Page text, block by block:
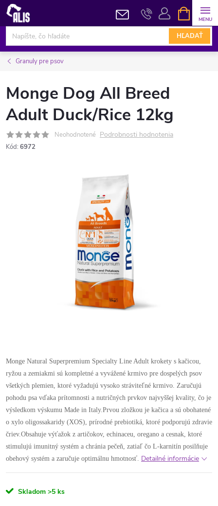
Prejsť
obsah
HĽADAŤ
KOŠÍK
Granuly pre psov
Monge Dog All Breed
Adult Duck/Rice 12kg
Neohodnotené Podrobnosti hodnotenia
Kód: 6972
Monge Natural Superpremium Specialty Line Adult krokety s kačicou,
ryžou a zemiakmi sú kompletné a vyvážené krmivo pre dospelých psov
všetkých plemien, ktoré vyžadujú vysoko stráviteľné krmivo. Zaručujú
pohodu psa vďaka prítomnosti a nutričných prvkov najvyššej kvality, čo je
výsledkom výskumu Made in Italy.Prvou zložkou je kačica a sú obohatené
o xylo oligossakaridy (XOS), prírodné prebiotiká, ktoré podporujú zdravie
čriev.Obsahuje výťažok z artičokov, echinaceu, oregano a cesnak, ktoré
stimulujú imunitný systém a chránia pečeň, zatiaľ čo L-karnitín posilňuje
obehový systém a zaručuje optimálnu hmotnosť. Detailné informácie
Skladom >5 ks